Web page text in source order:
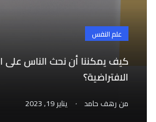
علم النفس
كيف يمكننا أن نحث الناس على
الافتراضية؟
من رهف حامد . يناير 19, 2023